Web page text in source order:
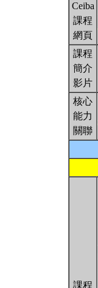
Ceiba
課程
網頁
課程
簡介
影片
核心
能力
關聯
課程